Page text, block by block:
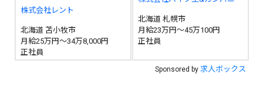
株式会社レント
北海道 苫小牧市
月給25万円～34万8,000円
正社員
北海道 札幌市
月給23万円～45万100円
正社員
Sponsored by 求人ボックス